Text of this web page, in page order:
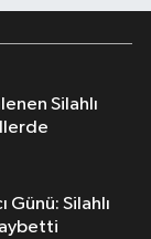
Günü: Silahlı